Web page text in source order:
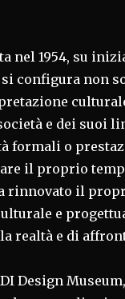
nel 1954, su
si configura non
e dei suoi
formali o
il proprio
rinnovato il
e
realtà e di
Design